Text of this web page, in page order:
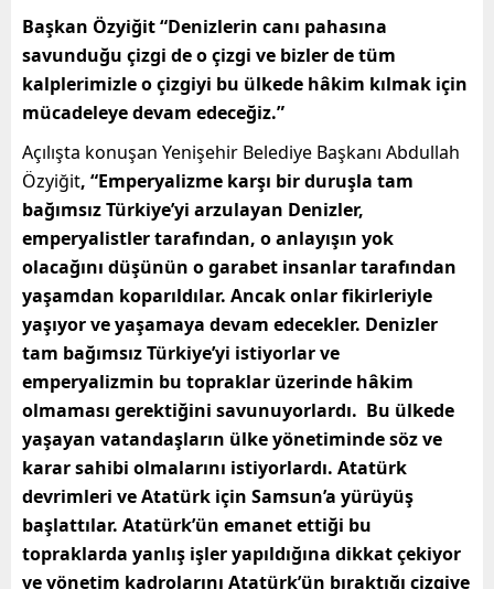
Başkan Özyiğit “Denizlerin canı pahasına
savunduğu çizgi de o çizgi ve bizler de tüm
kalplerimizle o çizgiyi bu ülkede hâkim kılmak için
mücadeleye devam edeceğiz.”
Açılışta konuşan Yenişehir Belediye Başkanı Abdullah
Özyiğit, “Emperyalizme karşı bir duruşla tam
bağımsız Türkiye’yi arzulayan Denizler,
emperyalistler tarafından, o anlayışın yok
olacağını düşünün o garabet insanlar tarafından
yaşamdan koparıldılar. Ancak onlar fikirleriyle
yaşıyor ve yaşamaya devam edecekler. Denizler
tam bağımsız Türkiye’yi istiyorlar ve
emperyalizmin bu topraklar üzerinde hâkim
olmaması gerektiğini savunuyorlardı. Bu ülkede
yaşayan vatandaşların ülke yönetiminde söz ve
karar sahibi olmalarını istiyorlardı. Atatürk
devrimleri ve Atatürk için Samsun’a yürüyüş
başlattılar. Atatürk’ün emanet ettiği bu
topraklarda yanlış işler yapıldığına dikkat çekiyor
ve yönetim kadrolarını Atatürk’ün bıraktığı çizgiye